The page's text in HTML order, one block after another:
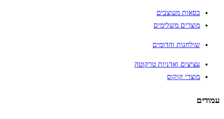
כסאות מעוצבים
מוצרים משלימים
שולחנות והדומים
עציצים ואדניות טרקוטה
מוצרי קוקוס
עמודים